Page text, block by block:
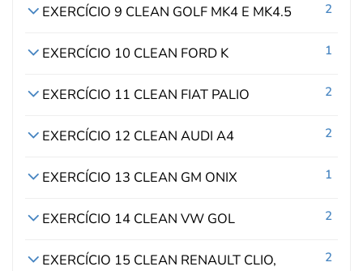
EXERCÍCIO 9 CLEAN GOLF MK4 E MK4.5 2
EXERCÍCIO 10 CLEAN FORD K 1
EXERCÍCIO 11 CLEAN FIAT PALIO 2
EXERCÍCIO 12 CLEAN AUDI A4 2
EXERCÍCIO 13 CLEAN GM ONIX 1
EXERCÍCIO 14 CLEAN VW GOL 2
EXERCÍCIO 15 CLEAN RENAULT CLIO,
2